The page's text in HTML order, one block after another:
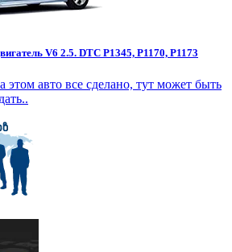
V6 2.5. DTC P1345, P1170, P1173
этом авто все сделано, тут может быть